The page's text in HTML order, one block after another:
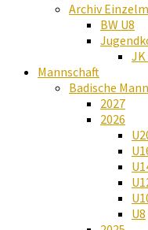
Archiv
BW U8
JK
Mannschaft
Badische
2027
2026
U8